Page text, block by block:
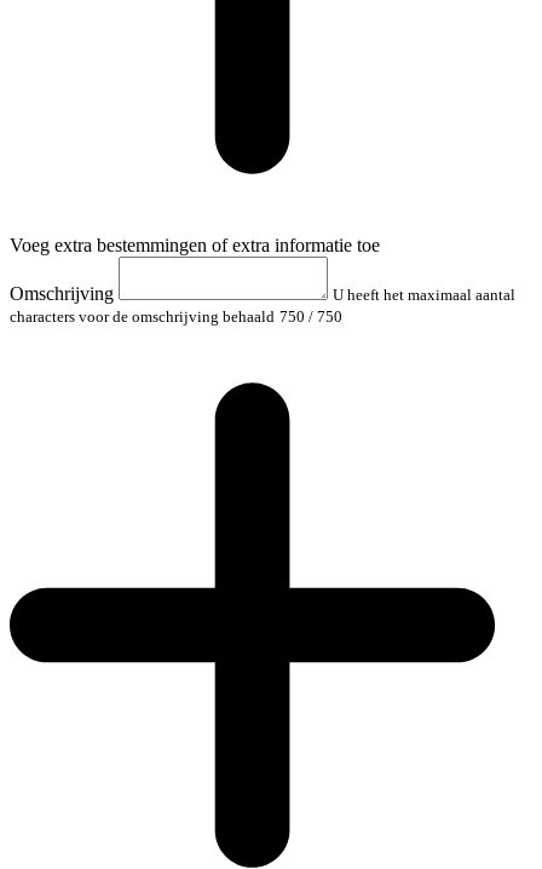
Voeg extra bestemmingen of extra informatie toe
Omschrijving
U heeft het maximaal aantal
characters voor de omschrijving behaald 750 / 750